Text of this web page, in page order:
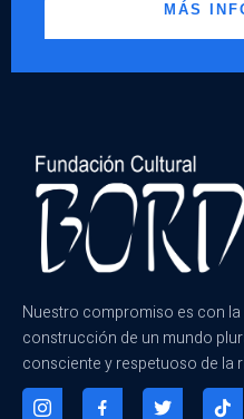
MÁS
Nuestro compromiso es con
construcción de un mundo
consciente y respetuoso de la